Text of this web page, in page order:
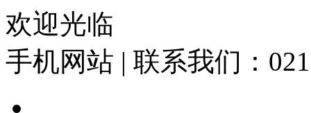
欢迎光临
手机网站 | 联系我们：